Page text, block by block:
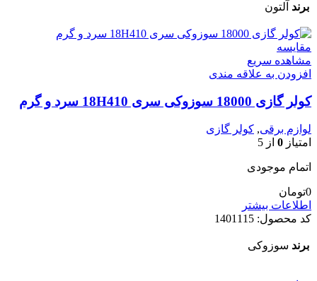
برند آلتون
مقایسه
مشاهده سریع
افزودن به علاقه مندی
کولر گازی 18000 سوزوکی سری 18H410 سرد و گرم
لوازم برقی, کولر گازی
امتیاز 0 از 5
اتمام موجودی
0تومان
اطلاعات بیشتر
کد محصول: 1401115
برند سوزوکی